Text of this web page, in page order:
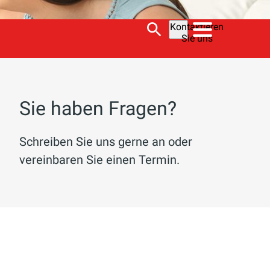
Kontaktieren
Sie uns
Sie haben Fragen?
Schreiben Sie uns gerne an oder
vereinbaren Sie einen Termin.